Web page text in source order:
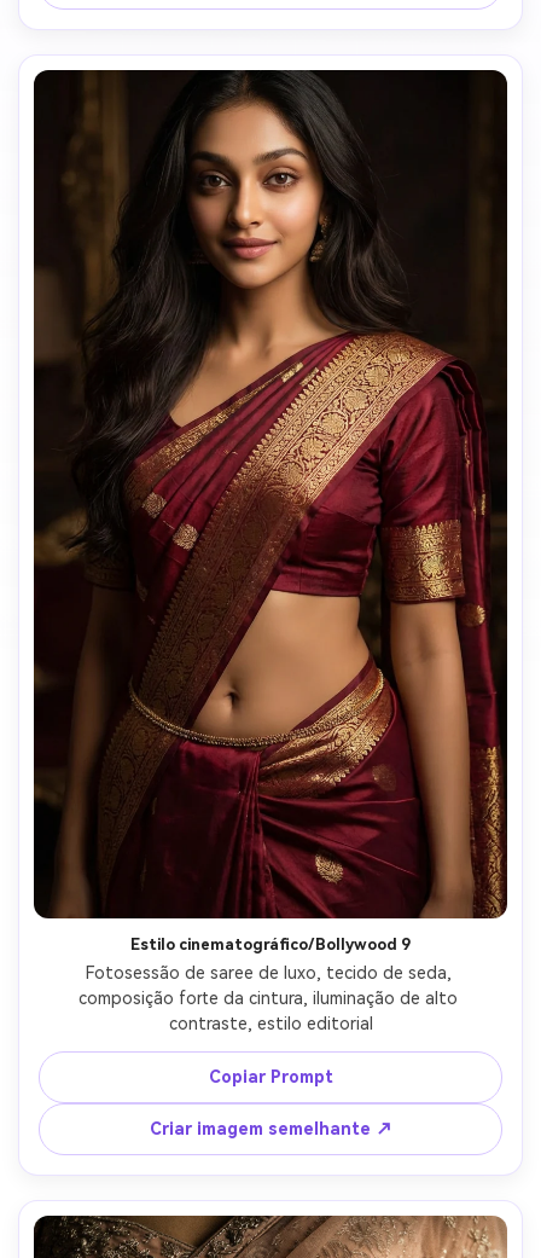
Estilo cinematográfico/Bollywood 9
Fotosessão de saree de luxo, tecido de seda,
composição forte da cintura, iluminação de alto
contraste, estilo editorial
Copiar Prompt
Criar imagem semelhante ↗